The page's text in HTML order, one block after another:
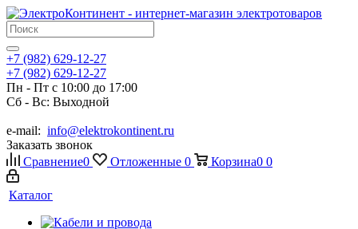
+7 (982) 629-12-27
+7 (982) 629-12-27
Пн - Пт с 10:00 до 17:00
Сб - Вс: Выходной
e-mail: info@elektrokontinent.ru
Заказать звонок
Сравнение0 Отложенные 0 Корзина0 0
Каталог